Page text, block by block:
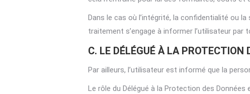
Dans le cas où l’intégrité, la confidentialité ou
traitement s’engage à informer l’utilisateur par
C. LE DÉLÉGUÉ À LA PROTECTION
Par ailleurs, l’utilisateur est informé que la
Le rôle du Délégué à la Protection des